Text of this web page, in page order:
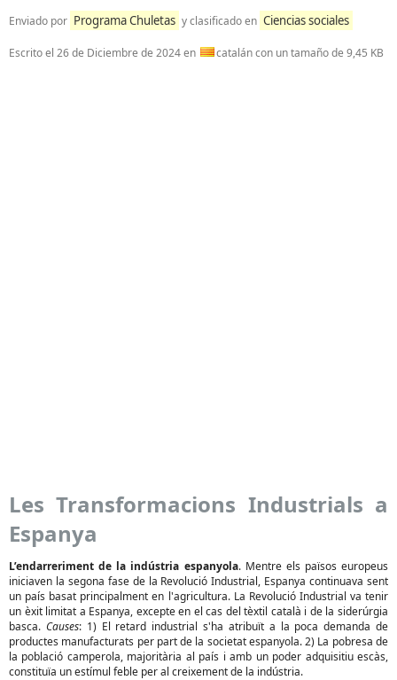
Enviado por Programa Chuletas y clasificado en Ciencias sociales
Escrito el 26 de Diciembre de 2024en catalán con un tamaño de 9,45 KB
Les Transformacions Industrials a
Espanya
L’endarreriment de la indústria espanyola. Mentre els països europeus
iniciaven la segona fase de la Revolució Industrial, Espanya continuava sent
un país basat principalment en l'agricultura. La Revolució Industrial va tenir
un èxit limitat a Espanya, excepte en el cas del tèxtil català i de la siderúrgia
basca. Causes: 1) El retard industrial s'ha atribuït a la poca demanda de
productes manufacturats per part de la societat espanyola. 2) La pobresa de
la població camperola, majoritària al país i amb un poder adquisitiu escàs,
constituïa un estímul feble per al creixement de la indústria.